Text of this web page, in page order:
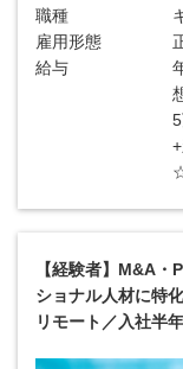
職種
雇用形態
給与
【経験者】M&A・
ショナル人材に特
リモート／入社半